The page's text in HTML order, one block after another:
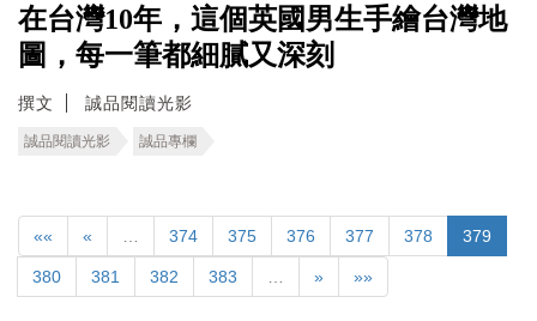
在台灣10年，這個英國男生手繪台灣地
圖，每一筆都細膩又深刻
撰文 誠品閱讀光影
誠品閱讀光影 誠品專欄
«« « 374 375 376 377 378 379
380 381 382 383 » »»